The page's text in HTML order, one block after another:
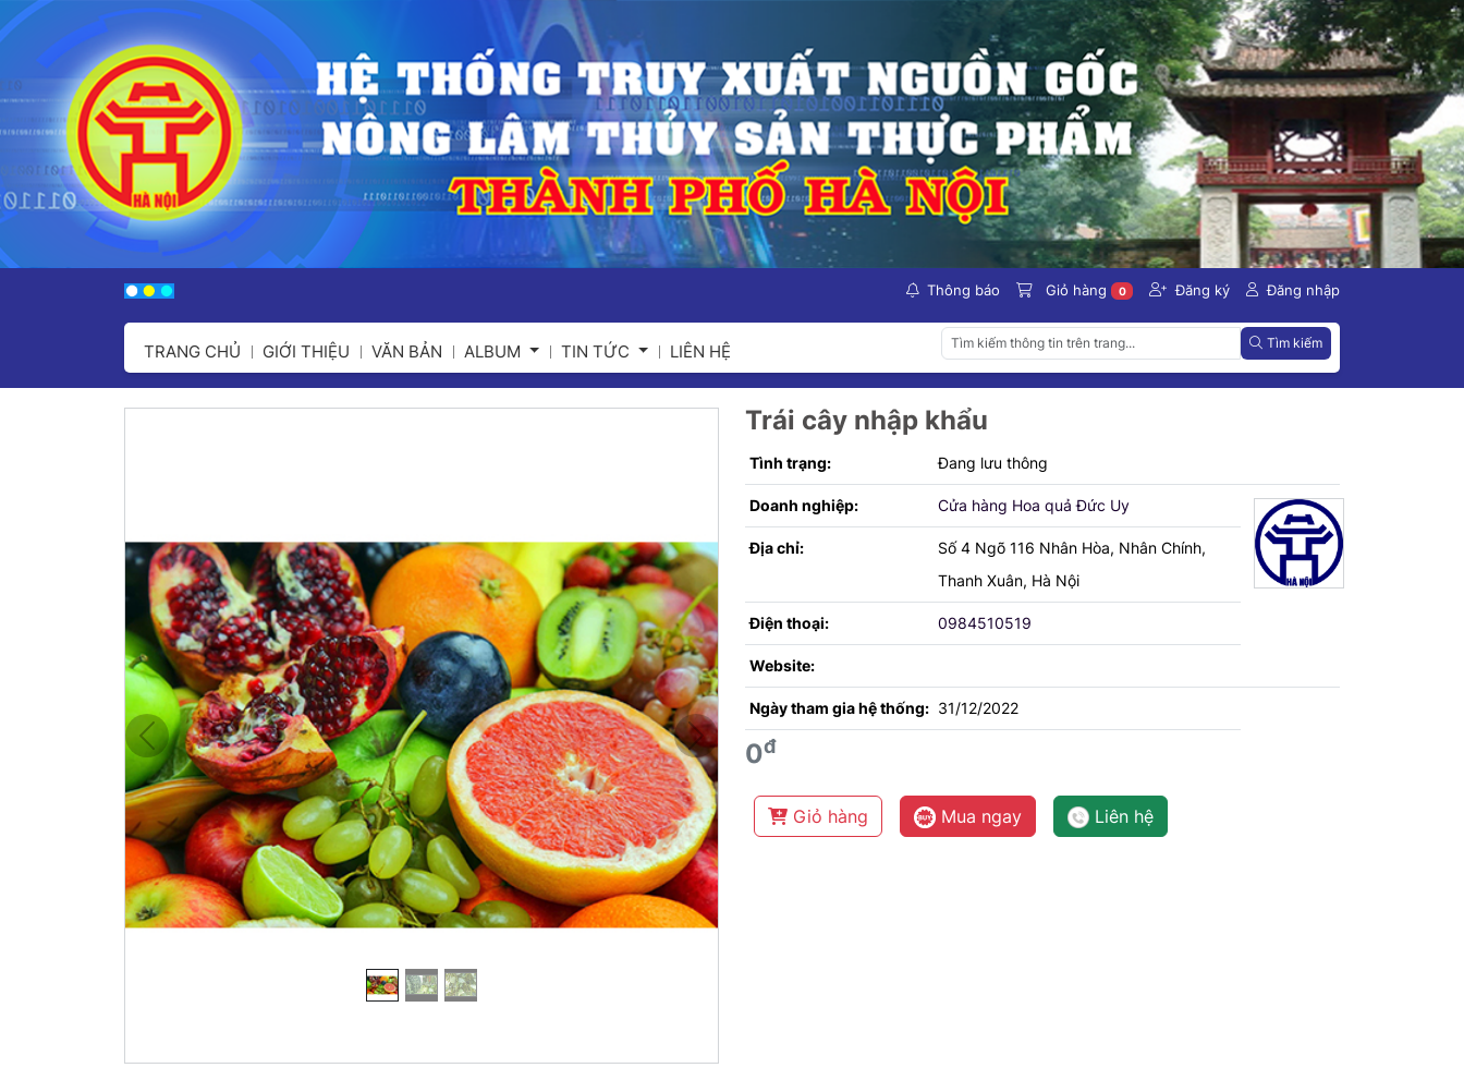
Thông báo Giỏ hàng 0 Đăng ký Đăng nhập
TRANG CHỦ GIỚI THIỆU VĂN BẢN ALBUM TIN TỨC LIÊN HỆ Tìm kiếm
Previous Next
Trái cây nhập khẩu
Tình trạng: Đang lưu thông
Doanh nghiệp: Cửa hàng Hoa quả Đức Uy
Địa chỉ:
Số 4 Ngõ 116 Nhân Hòa, Nhân Chính,
Thanh Xuân, Hà Nội
Điện thoại: 0984510519
Website:
Ngày tham gia hệ thống: 31/12/2022
0đ
Giỏ hàng Mua ngay Liên hệ